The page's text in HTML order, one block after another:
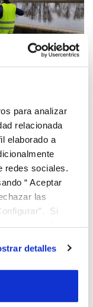
para analizar
relacionada
elaborado a
redes sociales.
“ Aceptar
las
Si
funcione y que
consultar
Cookies
detalles
su gestión